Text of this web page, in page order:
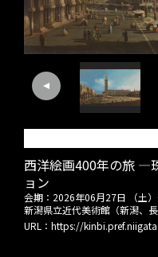
西洋絵画400年の旅 ―
ョン
会期： 2026年06月27日 （土）
新潟県立近代美術館（新潟、長
URL： https://